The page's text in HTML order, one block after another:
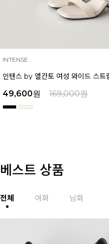
INTENSE
49,600원 169,000원
베스트 상품
전체 여화 남화